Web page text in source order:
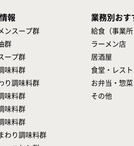
報
ンスープ群
群
ープ群
味料群
り調味料群
味料群
味料群
味料群
わり調味料群
業務別おす
給食（事業所
ラーメン店
居酒屋
食堂・レス
お弁当・惣菜
その他